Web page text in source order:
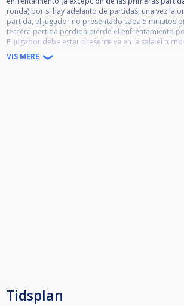
ronda) por si hay adelanto de partidas, una vez la
partida, el jugador no presentado cada 5 minutos
tercera partida perdida pierde el enfrentamiento
El jugador debe estar presente ya en la sala el
de su enfrentamiento.
VIS MERE
Tidsplan